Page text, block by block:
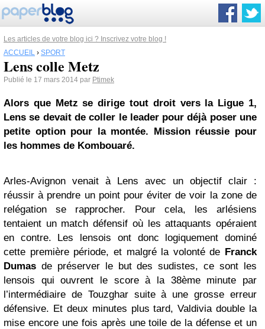
Les articles de votre blog ici ? Inscrivez votre blog !
ACCUEIL › SPORT
Lens colle Metz
Publié le 17 mars 2014 par Ptimek
Alors que Metz se dirige tout droit vers la Ligue 1,
Lens se devait de coller le leader pour déjà poser une
petite option pour la montée. Mission réussie pour
les hommes de Kombouaré.
Arles-Avignon venait à Lens avec un objectif clair :
réussir à prendre un point pour éviter de voir la zone de
relégation se rapprocher. Pour cela, les arlésiens
tentaient un match défensif où les attaquants opéraient
en contre. Les lensois ont donc logiquement dominé
cette première période, et malgré la volonté de Franck
Dumas de préserver le but des sudistes, ce sont les
lensois qui ouvrent le score à la 38ème minute par
l’intermédiaire de Touzghar suite à une grosse erreur
défensive. Et deux minutes plus tard, Valdivia double la
mise encore une fois après une toile de la défense et un